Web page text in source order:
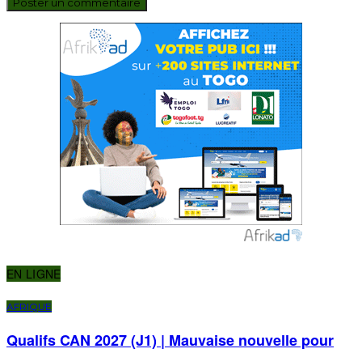
EN LIGNE
AFRIQUE
Qualifs CAN 2027 (J1) | Mauvaise nouvelle pour